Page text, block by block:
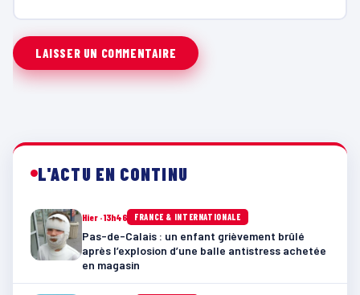
L'ACTU EN CONTINU
Hier · 13h46 FRANCE & INTERNATIONALE
Pas-de-Calais : un enfant grièvement brûlé
après l’explosion d’une balle antistress achetée
en magasin